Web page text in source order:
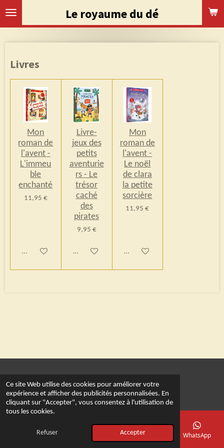
Ce site Web utilise des cookies pour améliorer votre
expérience et afficher des publicités personnalisées. En
cliquant sur "Accepter", vous consentez à l'utilisation de
tous les cookies.
Refuser Accepter
Passer
Le royaume du dé
Livres
Mon
roman de
l'avent -
L'immeu
ble
enchanté
11,95 €
Ajouter au panier
Livre-
jeux des
petits
aventurie
rs - Le
trésor
caché
des
pirates
9,95 €
Ajouter au panier
Mon
roman de
l'avent -
Le noël
de clara
la petite
sorcière
11,95 €
Ajouter au panier
Propulsé par Webador
Téléphone Facebook WhatsApp